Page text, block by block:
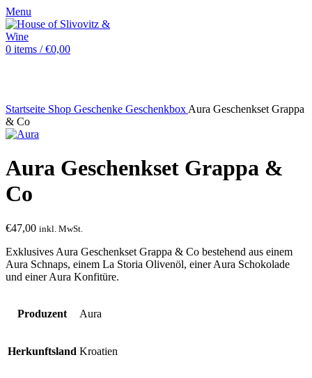
Menu
0 items / €0,00
Startseite Shop Geschenke Geschenkbox Aura Geschenkset Grappa
& Co
Aura Geschenkset Grappa &
Co
€47,00 inkl. MwSt.
Exklusives Aura Geschenkset Grappa & Co bestehend aus einem
Aura Schnaps, einem La Storia Olivenöl, einer Aura Schokolade
und einer Aura Konfitüre.
Produzent Aura
Herkunftsland Kroatien